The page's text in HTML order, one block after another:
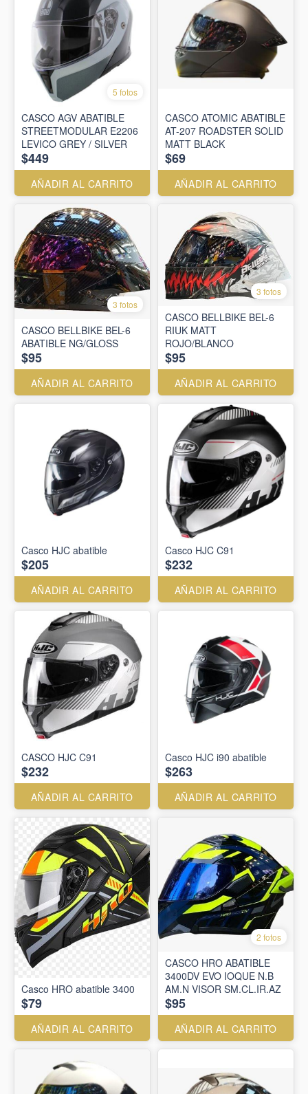
5 fotos
CASCO AGV ABATIBLE
STREETMODULAR E2206
LEVICO GREY / SILVER
$449
AÑADIR AL CARRITO
CASCO ATOMIC ABATIBLE
AT-207 ROADSTER SOLID
MATT BLACK
$69
AÑADIR AL CARRITO
3 fotos
CASCO BELLBIKE BEL-6
ABATIBLE NG/GLOSS
$95
AÑADIR AL CARRITO
3 fotos
CASCO BELLBIKE BEL-6
RIUK MATT
ROJO/BLANCO
$95
AÑADIR AL CARRITO
Casco HJC abatible
$205
AÑADIR AL CARRITO
Casco HJC C91
$232
AÑADIR AL CARRITO
CASCO HJC C91
$232
AÑADIR AL CARRITO
Casco HJC i90 abatible
$263
AÑADIR AL CARRITO
Casco HRO abatible 3400
$79
AÑADIR AL CARRITO
2 fotos
CASCO HRO ABATIBLE
3400DV EVO IOQUE N.B
AM.N VISOR SM.CL.IR.AZ
$95
AÑADIR AL CARRITO